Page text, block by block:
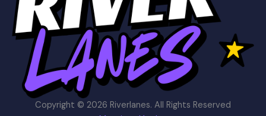
Copyright © 2026 Riverlanes. All Rights Reserved